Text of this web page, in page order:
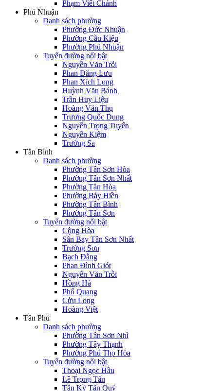
Phạm Viết Chánh
Phú Nhuận
Danh sách phường
Phường Đức Nhuận
Phường Cầu Kiệu
Phường Phú Nhuận
Tuyến đường nổi bật
Nguyễn Văn Trỗi
Phan Đăng Lưu
Phan Xích Long
Huỳnh Văn Bánh
Trần Huy Liệu
Hoàng Văn Thụ
Trương Quốc Dung
Nguyễn Trọng Tuyển
Nguyễn Kiệm
Trường Sa
Tân Bình
Danh sách phường
Phường Tân Sơn Hòa
Phường Tân Sơn Nhất
Phường Tân Hòa
Phường Bảy Hiền
Phường Tân Bình
Phường Tân Sơn
Tuyến đường nổi bật
Cộng Hòa
Sân Bay Tân Sơn Nhất
Trường Sơn
Bạch Đằng
Phan Đình Giót
Nguyễn Văn Trỗi
Hồng Hà
Phổ Quang
Cửu Long
Hoàng Việt
Tân Phú
Danh sách phường
Phường Tân Sơn Nhì
Phường Tây Thạnh
Phường Phú Thọ Hòa
Tuyến đường nổi bật
Thoại Ngọc Hầu
Lê Trọng Tấn
Tân Kỳ Tân Quý